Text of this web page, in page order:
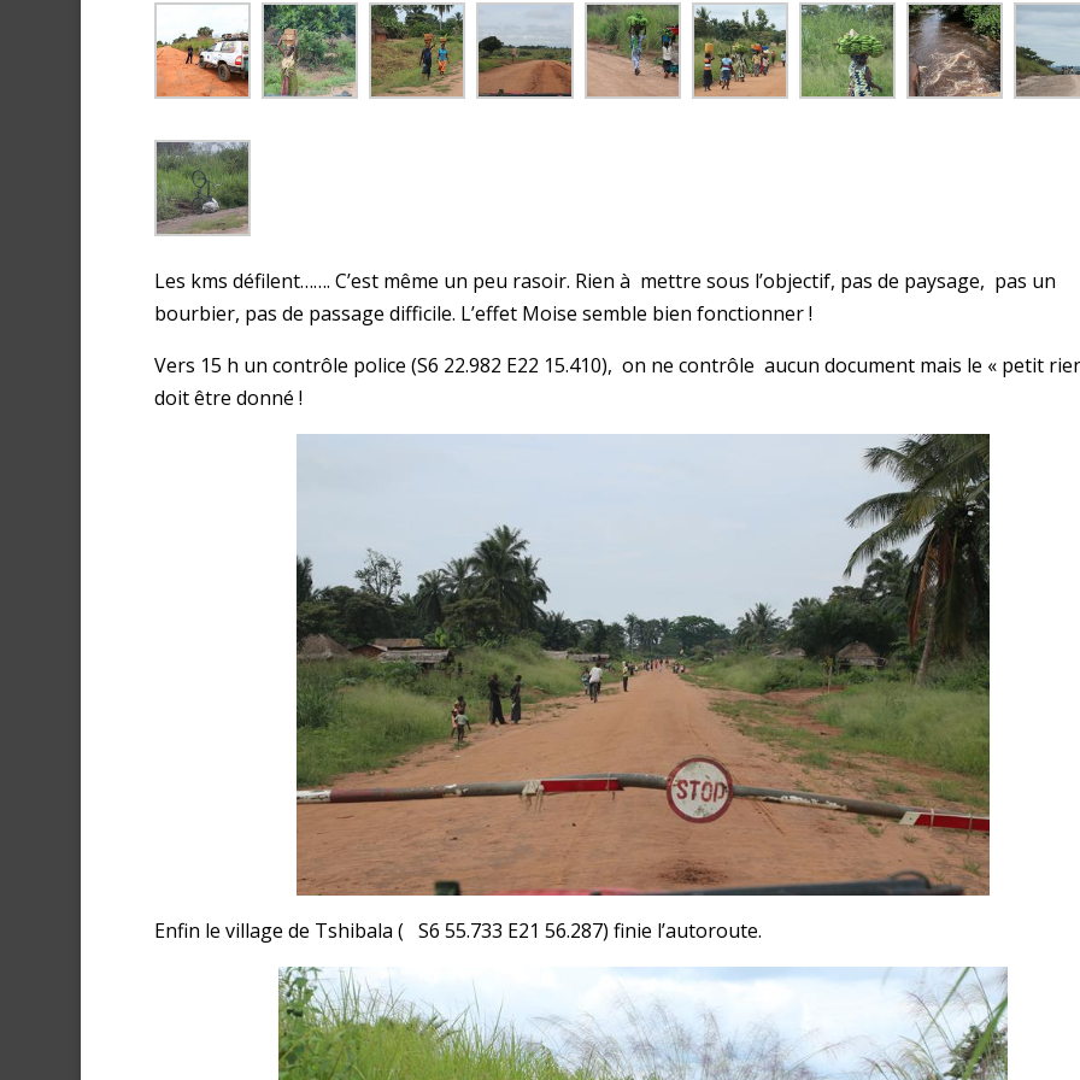
Les kms défilent……. C’est même un peu rasoir. Rien à mettre sous l’objectif, pas de paysage, pas un
bourbier, pas de passage difficile. L’effet Moise semble bien fonctionner !
Vers 15 h un contrôle police (S6 22.982 E22 15.410), on ne contrôle aucun document mais le « petit
doit être donné !
Enfin le village de Tshibala ( S6 55.733 E21 56.287) finie l’autoroute.